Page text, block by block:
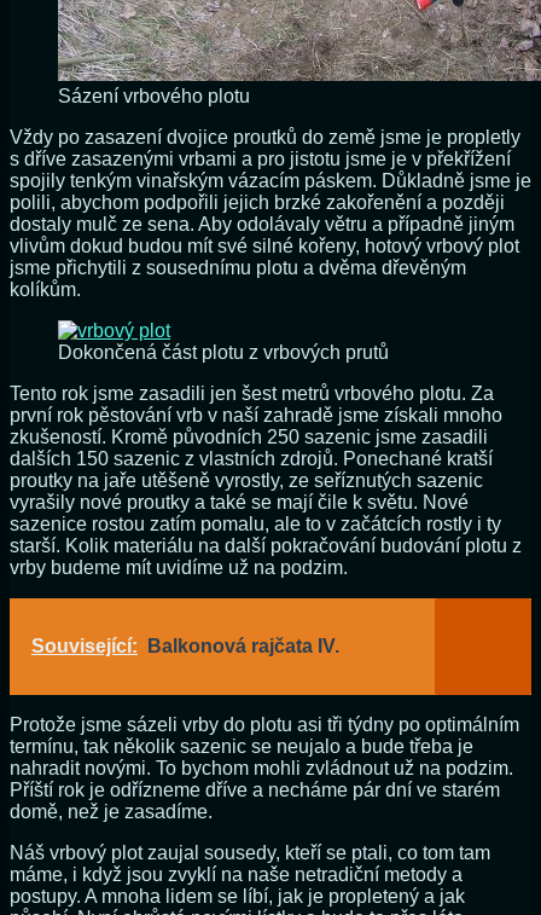
Sázení vrbového plotu
Vždy po zasazení dvojice proutků do země jsme je propletly
s dříve zasazenými vrbami a pro jistotu jsme je v překřížení
spojily tenkým vinařským vázacím páskem. Důkladně jsme je
polili, abychom podpořili jejich brzké zakořenění a později
dostaly mulč ze sena. Aby odolávaly větru a případně jiným
vlivům dokud budou mít své silné kořeny, hotový vrbový plot
jsme přichytili z sousednímu plotu a dvěma dřevěným
kolíkům.
Dokončená část plotu z vrbových prutů
Tento rok jsme zasadili jen šest metrů vrbového plotu. Za
první rok pěstování vrb v naší zahradě jsme získali mnoho
zkušeností. Kromě původních 250 sazenic jsme zasadili
dalších 150 sazenic z vlastních zdrojů. Ponechané kratší
proutky na jaře utěšeně vyrostly, ze seříznutých sazenic
vyrašily nové proutky a také se mají čile k světu. Nové
sazenice rostou zatím pomalu, ale to v začátcích rostly i ty
starší. Kolik materiálu na další pokračování budování plotu z
vrby budeme mít uvidíme už na podzim.
Související: Balkonová rajčata IV.
Protože jsme sázeli vrby do plotu asi tři týdny po optimálním
termínu, tak několik sazenic se neujalo a bude třeba je
nahradit novými. To bychom mohli zvládnout už na podzim.
Příští rok je odřízneme dříve a necháme pár dní ve starém
domě, než je zasadíme.
Náš vrbový plot zaujal sousedy, kteří se ptali, co tom tam
máme, i když jsou zvyklí na naše netradiční metody a
postupy. A mnoha lidem se líbí, jak je propletený a jak